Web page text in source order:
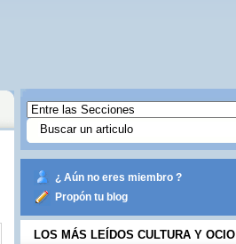
¿ Aún no eres miembro ?
Propón tu blog
LOS MÁS LEÍDOS CULTURA Y OCIO